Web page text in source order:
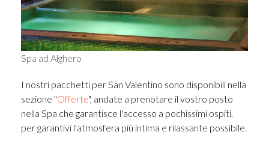
Spa ad Alghero
I nostri pacchetti per San Valentino sono disponibili nella
sezione "Offerte", andate a prenotare il vostro posto
nella Spa che garantisce l'accesso a pochissimi ospiti,
per garantivi l'atmosfera più intima e rilassante possibile.